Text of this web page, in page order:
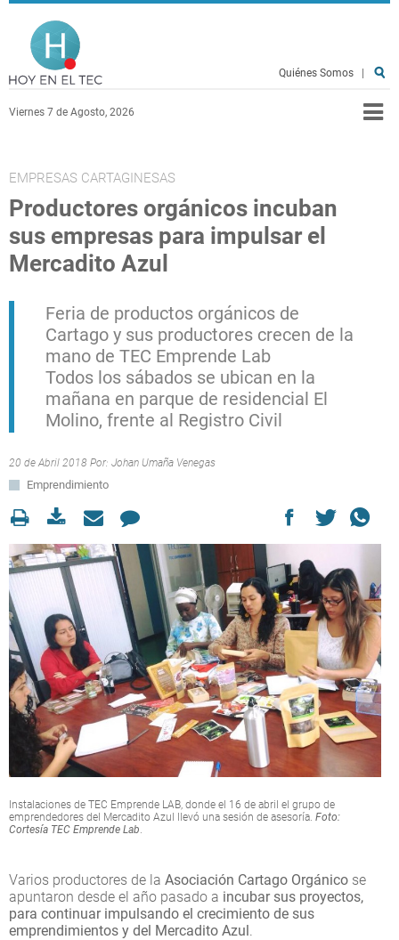
Pasar al contenido principal
Viernes 7 de Agosto, 2026
Quiénes Somos
EMPRESAS CARTAGINESAS
Productores orgánicos incuban
sus empresas para impulsar el
Mercadito Azul
Feria de productos orgánicos de
Cartago y sus productores crecen de la
mano de TEC Emprende Lab
Todos los sábados se ubican en la
mañana en parque de residencial El
Molino, frente al Registro Civil
20 de Abril 2018 Por: Johan Umaña Venegas
Emprendimiento
Instalaciones de TEC Emprende LAB, donde el 16 de abril el grupo de
emprendedores del Mercadito Azul llevó una sesión de asesoría. Foto:
Cortesía TEC Emprende Lab.
Varios productores de la Asociación Cartago Orgánico se
apuntaron desde el año pasado a incubar sus proyectos,
para continuar impulsando el crecimiento de sus
emprendimientos y del Mercadito Azul.